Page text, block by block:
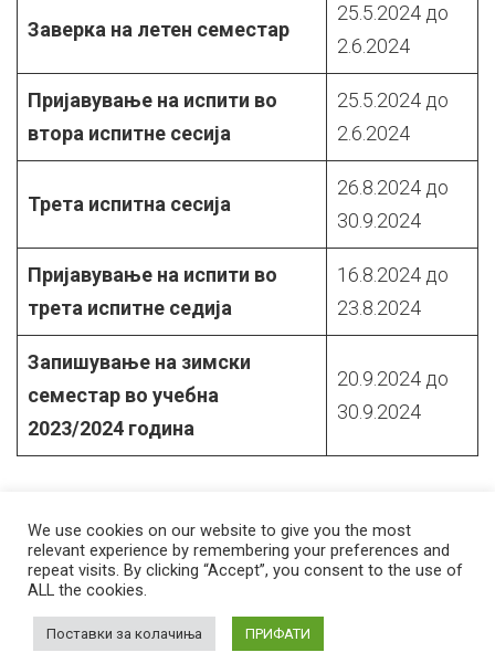
Заверка на летен семестар
25.5.2024 до
2.6.2024
Пријавување на испити во
втора испитне сесија
25.5.2024 до
2.6.2024
Трета испитна сесија
26.8.2024 до
30.9.2024
Пријавување на испити во
трета испитне седија
16.8.2024 до
23.8.2024
Запишување на зимски
семестар во учебна
2023/2024 година
20.9.2024 до
30.9.2024
We use cookies on our website to give you the most
relevant experience by remembering your preferences and
repeat visits. By clicking “Accept”, you consent to the use of
ALL the cookies.
Поставки за колачиња ПРИФАТИ
© 2026 Стоматолошки факултет – Скопје Универзитет ,,Св. Кирил и
Методиј'' во Скопје
Developed by